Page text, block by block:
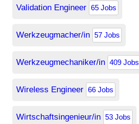
Validation Engineer 65 Jobs
Werkzeugmacher/in 57 Jobs
Werkzeugmechaniker/in 409 Jobs
Wireless Engineer 66 Jobs
Wirtschaftsingenieur/in 53 Jobs